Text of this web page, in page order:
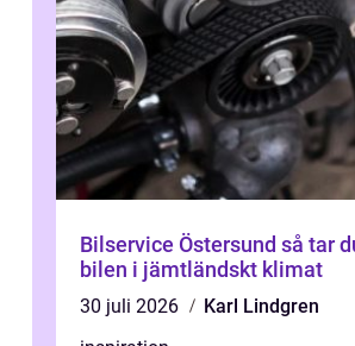
Bilservice Östersund så tar du hand om
bilen i jämtländskt klimat
30 juli 2026
Karl Lindgren